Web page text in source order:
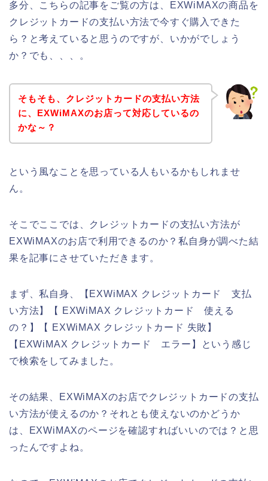
多分、こちらの記事をご覧の方は、EXWiMAXの商品を
クレジットカードの支払い方法で今すぐ購入できた
ら？と考えていると思うのですが、いかがでしょう
か？でも、、、。
そもそも、クレジットカードの支払い方法
に、EXWiMAXのお店って対応しているの
かな～？
という風なことを思っている人もいるかもしれませ
ん。
そこでここでは、クレジットカードの支払い方法が
EXWiMAXのお店で利用できるのか？私自身が調べた結
果を記事にさせていただきます。
まず、私自身、【EXWiMAX クレジットカード 支払
い方法】【 EXWiMAX クレジットカード 使える
の？】【 EXWiMAX クレジットカード 失敗】
【EXWiMAX クレジットカード エラー】という感じ
で検索をしてみました。
その結果、EXWiMAXのお店でクレジットカードの支払
い方法が使えるのか？それとも使えないのかどうか
は、EXWiMAXのページを確認すればいいのでは？と思
ったんですよね。